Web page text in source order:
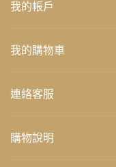
我的帳戶
我的購物車
連絡客服
購物說明